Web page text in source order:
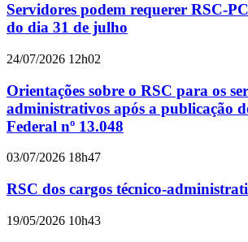
Servidores podem requerer RSC-
do dia 31 de julho
24/07/2026 12h02
Orientações sobre o RSC para os
administrativos após a publicação
Federal nº 13.048
03/07/2026 18h47
RSC dos cargos técnico-
19/05/2026 10h43